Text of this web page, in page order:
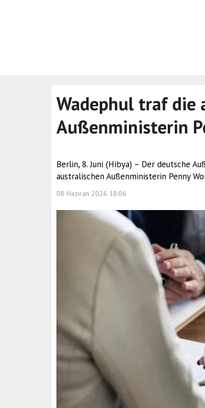
Wadephul traf die
Außenministerin
Berlin, 8. Juni (Hibya) – Der deutsche
australischen Außenministerin Penny
08 Haziran 2026 18:06